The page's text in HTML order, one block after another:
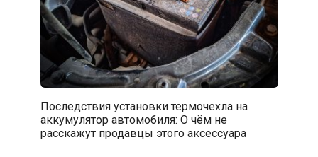
Последствия установки термочехла на
аккумулятор автомобиля: О чём не
расскажут продавцы этого аксессуара